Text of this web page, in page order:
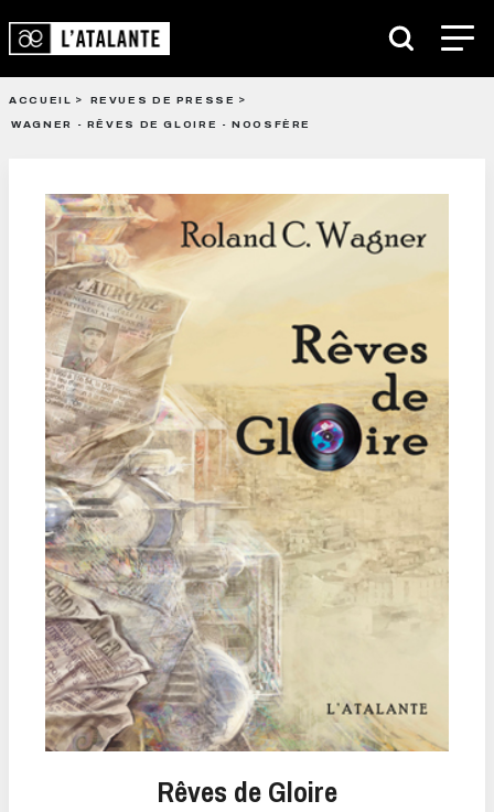
ACCUEIL
REVUES DE PRESSE
WAGNER - RÊVES DE GLOIRE - NOOSFÈRE
Rêves de Gloire